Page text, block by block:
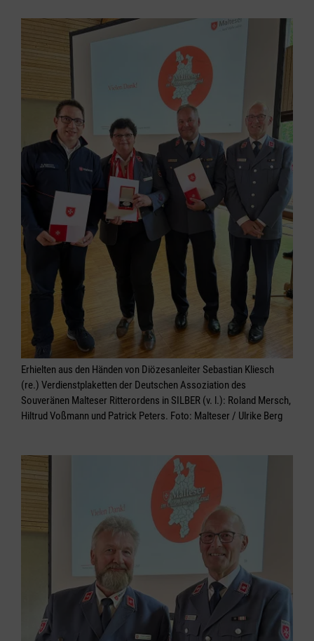
Erhielten aus den Händen von Diözesanleiter Sebastian Kliesch
(re.) Verdienstplaketten der Deutschen Assoziation des
Souveränen Malteser Ritterordens in SILBER (v. l.): Roland Mersch,
Hiltrud Voßmann und Patrick Peters. Foto: Malteser / Ulrike Berg